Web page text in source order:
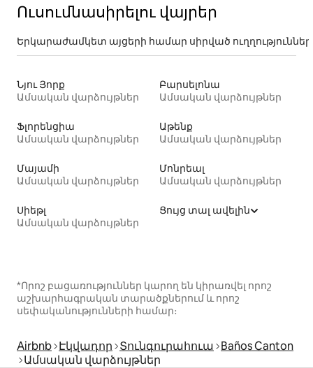
Ուսումնասիրելու վայրեր
Երկարաժամկետ այցերի համար սիրված ուղղություններ
Նյու Յորք
Ամսական վարձույթներ
Բարսելոնա
Ամսական վարձույթներ
Ֆլորենցիա
Ամսական վարձույթներ
Աթենք
Ամսական վարձույթներ
Մայամի
Ամսական վարձույթներ
Մոնրեալ
Ամսական վարձույթներ
Սիեթլ
Ամսական վարձույթներ
Ցույց տալ ավելին
*Որոշ բացառություններ կարող են կիրառվել որոշ
աշխարհագրական տարածքներում և որոշ
սեփականությունների համար։
Airbnb Էկվադոր Տունգուրահուա Baños Canton
Ամսական վարձույթներ